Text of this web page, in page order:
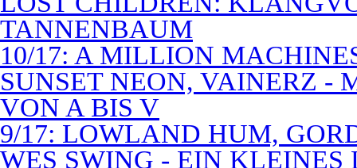
TANNENBAUM
10/17: A MILLION
SUNSET NEON, VAINERZ -
VON A BIS V
9/17: LOWLAND HUM,
WES SWING - EIN KLEINES